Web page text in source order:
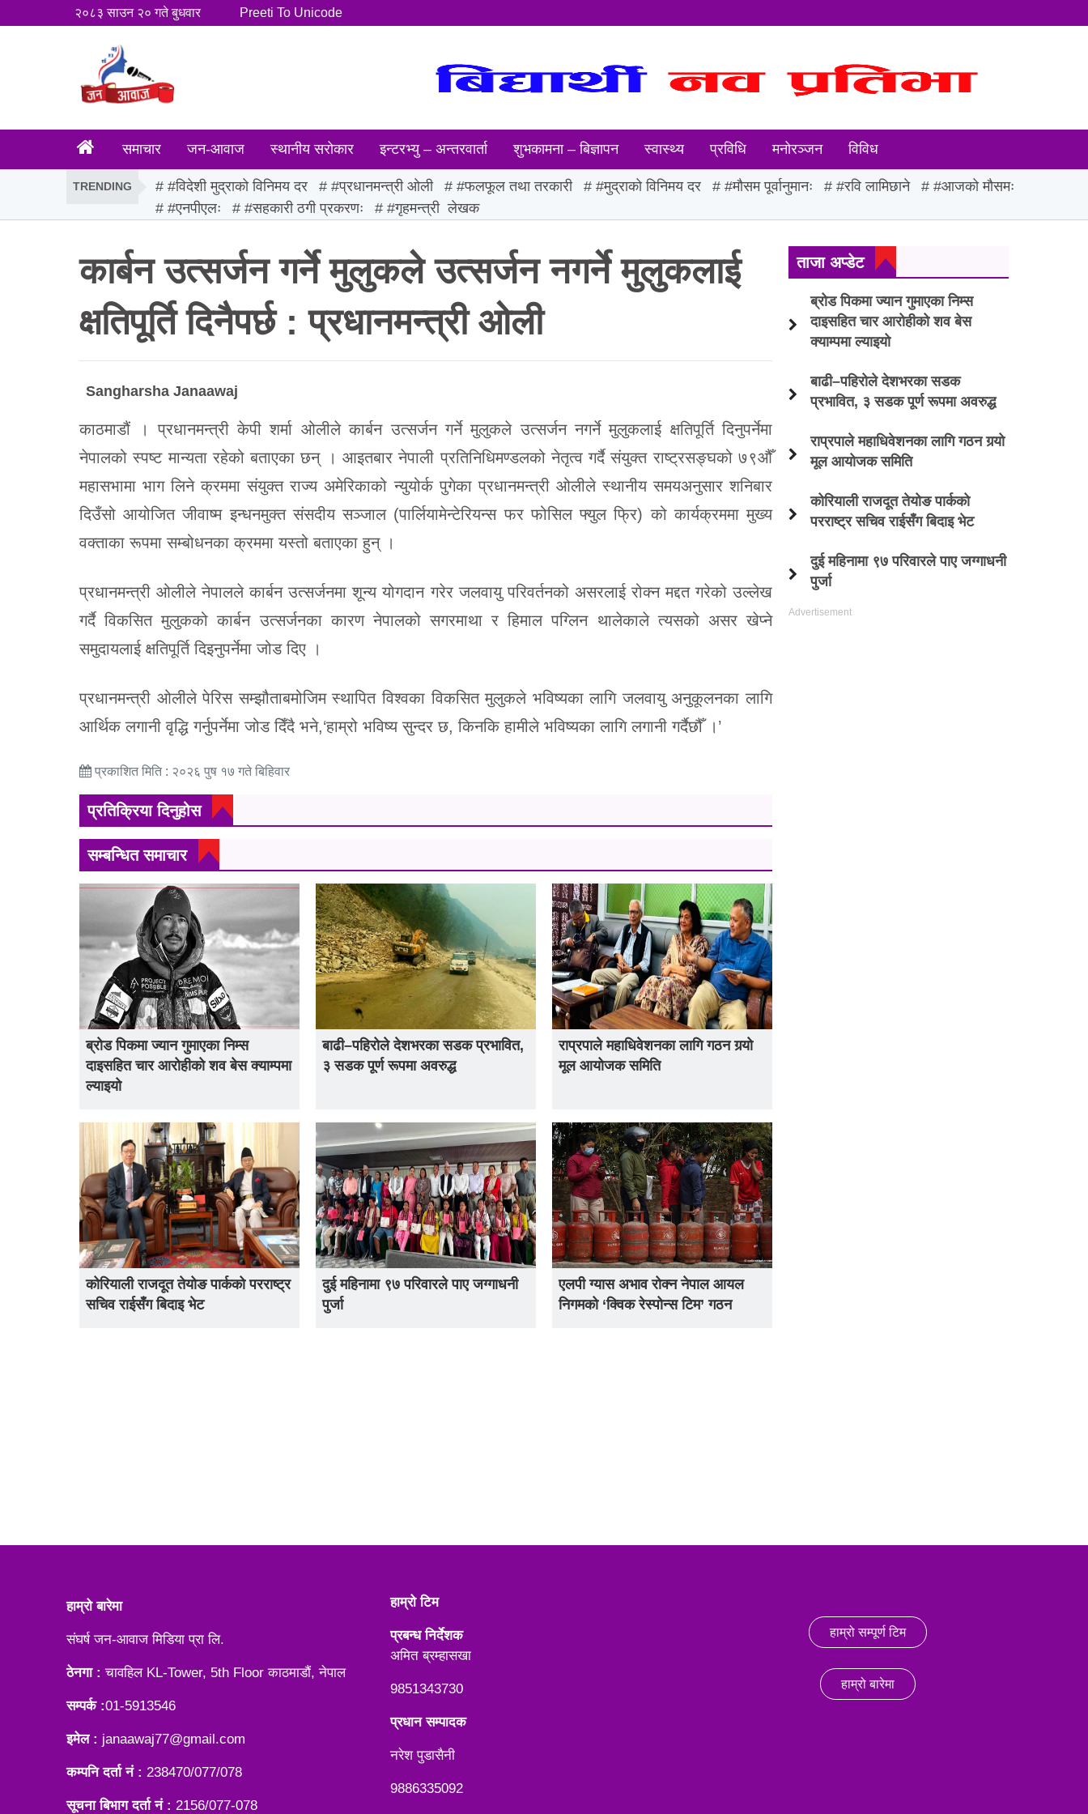
२०८३ साउन २० गते बुधवार Preeti To Unicode
समाचार जन-आवाज स्थानीय सरोकार इन्टरभ्यु – अन्तरवार्ता शुभकामना – बिज्ञापन स्वास्थ्य प्रविधि मनोरञ्जन विविध
TRENDING #विदेशी मुद्राको विनिमय दर #प्रधानमन्त्री ओली #फलफूल तथा तरकारी #मुद्राको विनिमय दर #मौसम पूर्वानुमानः #रवि लामिछाने
#आजको मौसमः
#एनपीएलः
#सहकारी ठगी प्रकरणः #गृहमन्त्री लेखक
कार्बन उत्सर्जन गर्ने मुलुकले उत्सर्जन नगर्ने मुलुकलाई
क्षतिपूर्ति दिनैपर्छ : प्रधानमन्त्री ओली
Sangharsha Janaawaj
काठमाडौं । प्रधानमन्त्री केपी शर्मा ओलीले कार्बन उत्सर्जन गर्ने मुलुकले उत्सर्जन नगर्ने मुलुकलाई क्षतिपूर्ति दिनुपर्नेमा
नेपालको स्पष्ट मान्यता रहेको बताएका छन् । आइतबार नेपाली प्रतिनिधिमण्डलको नेतृत्व गर्दै संयुक्त राष्ट्रसङ्घको ७९औँ
महासभामा भाग लिने क्रममा संयुक्त राज्य अमेरिकाको न्युयोर्क पुगेका प्रधानमन्त्री ओलीले स्थानीय समयअनुसार शनिबार
दिउँसो आयोजित जीवाष्म इन्धनमुक्त संसदीय सञ्जाल (पार्लियामेन्टेरियन्स फर फोसिल फ्युल फ्रि) को कार्यक्रममा मुख्य
वक्ताका रूपमा सम्बोधनका क्रममा यस्तो बताएका हुन् ।
प्रधानमन्त्री ओलीले नेपालले कार्बन उत्सर्जनमा शून्य योगदान गरेर जलवायु परिवर्तनको असरलाई रोक्न मद्दत गरेको उल्लेख
गर्दै विकसित मुलुकको कार्बन उत्सर्जनका कारण नेपालको सगरमाथा र हिमाल पग्लिन थालेकाले त्यसको असर खेप्ने
समुदायलाई क्षतिपूर्ति दिइनुपर्नेमा जोड दिए ।
प्रधानमन्त्री ओलीले पेरिस सम्झौताबमोजिम स्थापित विश्वका विकसित मुलुकले भविष्यका लागि जलवायु अनुकूलनका लागि
आर्थिक लगानी वृद्धि गर्नुपर्नेमा जोड दिँदै भने,‘हाम्रो भविष्य सुन्दर छ, किनकि हामीले भविष्यका लागि लगानी गर्दैछौँ ।’
प्रकाशित मिति : २०२६ पुष १७ गते बिहिवार
प्रतिक्रिया दिनुहोस
सम्बन्धित समाचार
ब्रोड पिकमा ज्यान गुमाएका निम्स
दाइसहित चार आरोहीको शव बेस क्याम्पमा
ल्याइयो
बाढी–पहिरोले देशभरका सडक प्रभावित,
३ सडक पूर्ण रूपमा अवरुद्ध
राप्रपाले महाधिवेशनका लागि गठन गर्‍यो
मूल आयोजक समिति
कोरियाली राजदूत तेयोङ पार्कको परराष्ट्र
सचिव राईसँग बिदाइ भेट
दुई महिनामा ९७ परिवारले पाए जग्गाधनी
पुर्जा
एलपी ग्यास अभाव रोक्न नेपाल आयल
निगमको ‘क्विक रेस्पोन्स टिम’ गठन
ताजा अप्डेट
ब्रोड पिकमा ज्यान गुमाएका निम्स
दाइसहित चार आरोहीको शव बेस
क्याम्पमा ल्याइयो
बाढी–पहिरोले देशभरका सडक
प्रभावित, ३ सडक पूर्ण रूपमा अवरुद्ध
राप्रपाले महाधिवेशनका लागि गठन गर्‍यो
मूल आयोजक समिति
कोरियाली राजदूत तेयोङ पार्कको
परराष्ट्र सचिव राईसँग बिदाइ भेट
दुई महिनामा ९७ परिवारले पाए जग्गाधनी
पुर्जा
हाम्रो बारेमा
संघर्ष जन-आवाज मिडिया प्रा लि.
ठेनगा : चावहिल KL-Tower, 5th Floor काठमाडौं, नेपाल
सम्पर्क :01-5913546
इमेल : janaawaj77@gmail.com
कम्पनि दर्ता नं : 238470/077/078
सूचना बिभाग दर्ता नं : 2156/077-078
हाम्रो टिम
प्रबन्ध निर्देशक
अमित ब्रम्हासखा
9851343730
प्रधान सम्पादक
नरेश पुडासैनी
9886335092
हाम्रो सम्पूर्ण टिम
हाम्रो बारेमा